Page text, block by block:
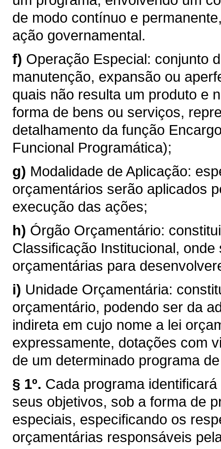
de modo contínuo e
ação governamental.
f) Operação Especial: conjunto
manutenção, expansão ou
quais não resulta um produto e
forma de bens ou serviços,
detalhamento da função
Funcional Programática);
g) Modalidade de Aplicação:
orçamentários serão aplicados
execução das ações;
h) Órgão Orçamentário:
Classificação Institucional,
orçamentárias para
i) Unidade Orçamentária:
orçamentário, podendo ser da
indireta em cujo nome a lei
expressamente, dotações com
de um determinado programa
§ 1º. Cada programa
seus objetivos, sob a forma de
especiais, especificando os
orçamentárias responsáveis